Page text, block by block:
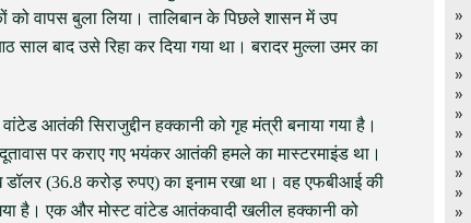
को वापस बुला लिया। तालिबान के पिछले शासन में उप
साल बाद उसे रिहा कर दिया गया था। बरादर मुल्ला उमर का
आतंकी सिराजुद्दीन हक्कानी को गृह मंत्री बनाया गया है।
पर कराए गए भयंकर आतंकी हमले का मास्टरमाइंड था।
(36.8 करोड़ रुपए) का इनाम रखा था। वह एफबीआई की
है। एक और मोस्ट वांटेड आतंकवादी खलील हक्कानी को